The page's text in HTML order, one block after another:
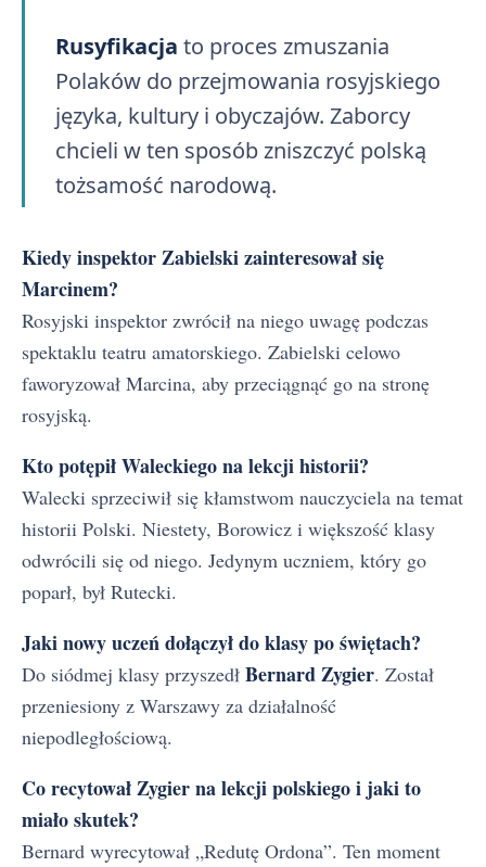
Rusyfikacja to proces zmuszania
Polaków do przejmowania rosyjskiego
języka, kultury i obyczajów. Zaborcy
chcieli w ten sposób zniszczyć polską
tożsamość narodową.
Kiedy inspektor Zabielski zainteresował się
Marcinem?
Rosyjski inspektor zwrócił na niego uwagę podczas
spektaklu teatru amatorskiego. Zabielski celowo
faworyzował Marcina, aby przeciągnąć go na stronę
rosyjską.
Kto potępił Waleckiego na lekcji historii?
Walecki sprzeciwił się kłamstwom nauczyciela na temat
historii Polski. Niestety, Borowicz i większość klasy
odwrócili się od niego. Jedynym uczniem, który go
poparł, był Rutecki.
Jaki nowy uczeń dołączył do klasy po świętach?
Do siódmej klasy przyszedł Bernard Zygier. Został
przeniesiony z Warszawy za działalność
niepodległościową.
Co recytował Zygier na lekcji polskiego i jaki to
miało skutek?
Bernard wyrecytował „Redutę Ordona”. Ten moment